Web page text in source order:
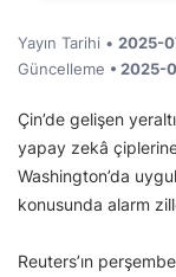
Yayın Tarihi • 2025-
Güncelleme • 2025-
Çin’de gelişen
yapay zekâ
Washington’da
konusunda alarm
Reuters’ın